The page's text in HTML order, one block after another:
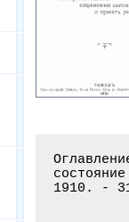
1910. -